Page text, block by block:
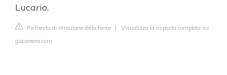
Lucario.
Richiesta di rimozione della fonte | Visualizza la risposta completa su
giocareora.com